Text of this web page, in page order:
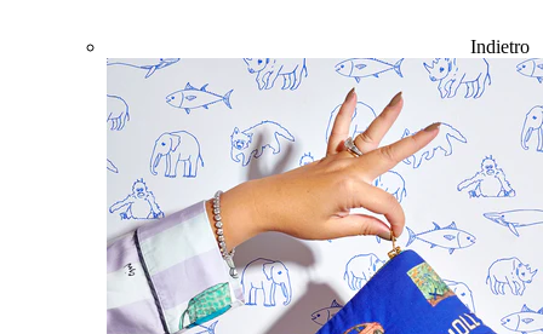
Indietro